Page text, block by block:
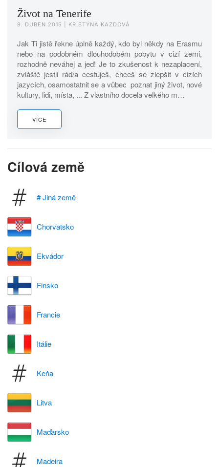
Život na Tenerife
9. DUBEN 2015 | KRISTÝNA KAZDOVÁ
Jak Ti jistě řekne úplně každý, kdo byl někdy na Erasmu
nebo na podobném dlouhodobém pobytu v cizí zemi,
rozhodně neváhej a jeď! Je to zkušenost k nezaplacení,
zvláště jestli rád/a cestuješ, chceš se zlepšit v cizích
jazycích, osamostatnit se a vůbec poznat jiný život, nové
kultury, lidi, místa, ... Z vlastního docela velkého m…
VÍCE
Cílová země
# Jiná země
Chorvatsko
Ekvádor
Finsko
Francie
Itálie
Keňa
Litva
Maďarsko
Madeira